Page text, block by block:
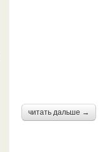
читать дальше →